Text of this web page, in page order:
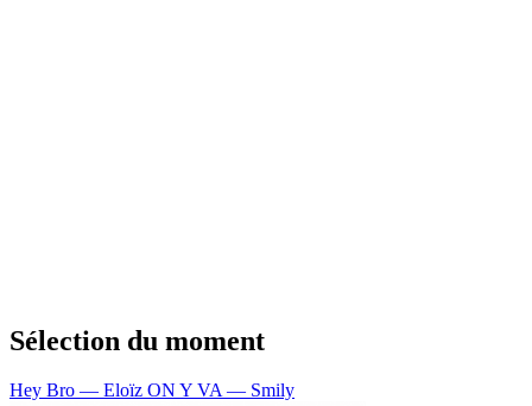
Sélection du moment
Hey Bro — Eloïz ON Y VA — Smily